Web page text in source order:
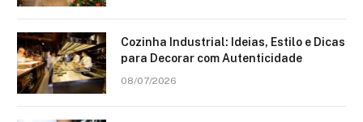
Cozinha Industrial: Ideias, Estilo e Dicas
para Decorar com Autenticidade
08/07/2026